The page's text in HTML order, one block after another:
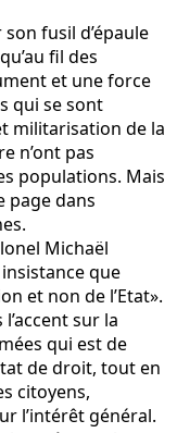
fusil d’épaule
fil des
et une force
qui se sont
militarisation de la
n’ont pas
populations. Mais
page dans
Michaël
que
et non de l’Etat».
sur la
qui est de
de droit, tout en
citoyens,
l’intérêt général.